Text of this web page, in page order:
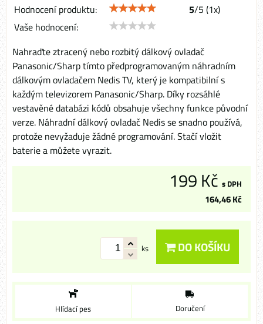
Hodnocení produktu: 5/5 (1x)
Vaše hodnocení:
Nahraďte ztracený nebo rozbitý dálkový ovladač
Panasonic/Sharp tímto předprogramovaným náhradním
dálkovým ovladačem Nedis TV, který je kompatibilní s
každým televizorem Panasonic/Sharp. Díky rozsáhlé
vestavěné databázi kódů obsahuje všechny funkce původní
verze. Náhradní dálkový ovladač Nedis se snadno používá,
protože nevyžaduje žádné programování. Stačí vložit
baterie a můžete vyrazit.
199 Kč s DPH
164,46 Kč
ks DO KOŠÍKU
Hlídací pes Doručení